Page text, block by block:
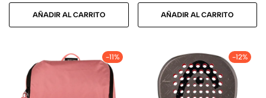
AÑADIR AL CARRITO AÑADIR AL CARRITO
-11% -12%